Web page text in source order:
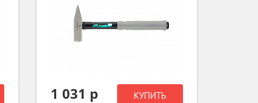
1 031 р КУПИТЬ